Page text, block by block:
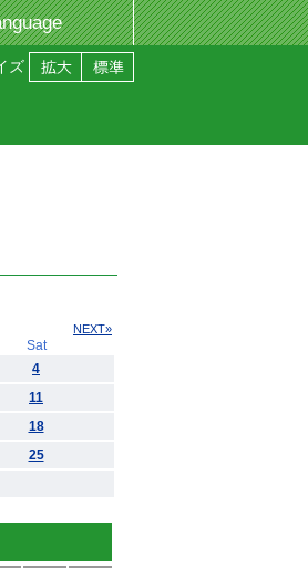
ズ
NEXT»
Sat
4
11
18
25